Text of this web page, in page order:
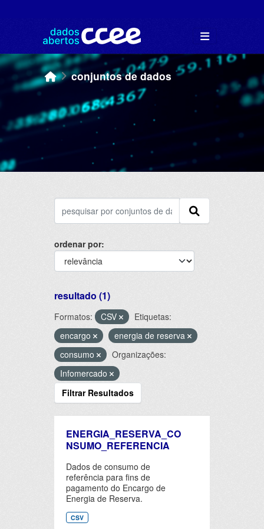
conjuntos de dados
ordenar por
resultado (1)
Formatos: CSV
Etiquetas:
encargo
energia de reserva
consumo
Organizações:
Infomercado
Filtrar Resultados
ENERGIA_RESERVA_CO
NSUMO_REFERENCIA
Dados de consumo de
referência para fins de
pagamento do Encargo de
Energia de Reserva.
CSV